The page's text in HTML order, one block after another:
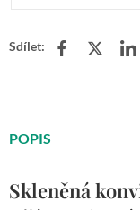
Sdílet:
POPIS
Skleněná